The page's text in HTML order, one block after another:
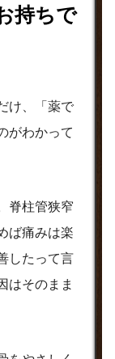
持ちで
け、「薬で
がわかって
脊柱管狭窄
ば痛みは楽
したって言
はそのまま